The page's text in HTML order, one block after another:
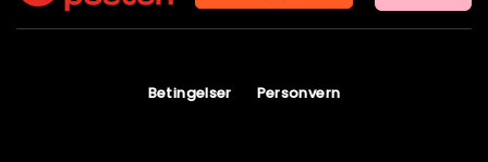
Betingelser Personvern